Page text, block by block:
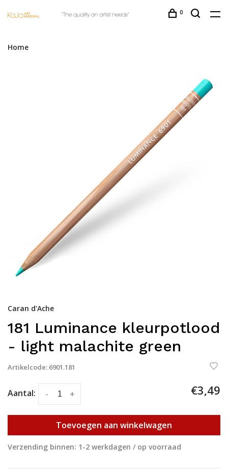
0
Home
Caran d'Ache
181 Luminance kleurpotlood
- light malachite green
Artikelcode: 6901.181
Aantal: +
- €3,49
Toevoegen aan winkelwagen
Verzending binnen: 1-2 werkdagen / op voorraad